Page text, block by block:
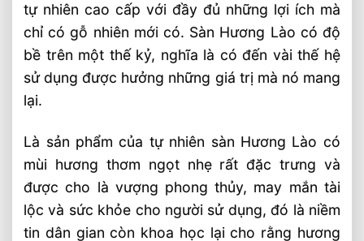
tự nhiên cao cấp với đầy đủ những lợi ích mà
chỉ có gỗ nhiên mới có. Sàn Hương Lào có độ
bề trên một thế kỷ, nghĩa là có đến vài thế hệ
sử dụng được hưởng những giá trị mà nó mang
lại.
Là sản phẩm của tự nhiên sàn Hương Lào có
mùi hương thơm ngọt nhẹ rất đặc trưng và
được cho là vượng phong thủy, may mắn tài
lộc và sức khỏe cho người sử dụng, đó là niềm
tin dân gian còn khoa học lại cho rằng hương